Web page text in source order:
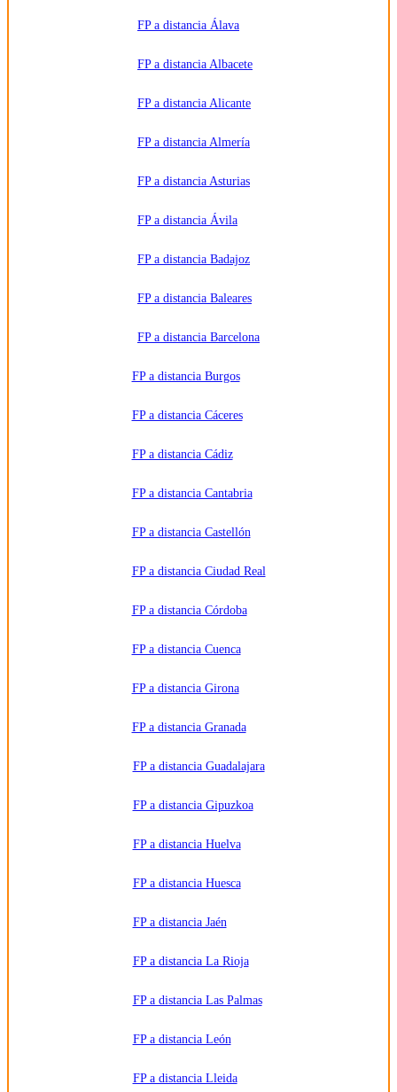
FP a distancia Álava
FP a distancia Albacete
FP a distancia Alicante
FP a distancia Almería
FP a distancia Asturias
FP a distancia Ávila
FP a distancia Badajoz
FP a distancia Baleares
FP a distancia Barcelona
FP a distancia Burgos
FP a distancia Cáceres
FP a distancia Cádiz
FP a distancia Cantabria
FP a distancia Castellón
FP a distancia Ciudad Real
FP a distancia Córdoba
FP a distancia Cuenca
FP a distancia Girona
FP a distancia Granada
FP a distancia Guadalajara
FP a distancia Gipuzkoa
FP a distancia Huelva
FP a distancia Huesca
FP a distancia Jaén
FP a distancia La Rioja
FP a distancia Las Palmas
FP a distancia León
FP a distancia Lleida